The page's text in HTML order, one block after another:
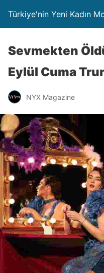
Türkiye'nin Yeni Kadın
Sevmekten
Eylül Cuma
NYX Magazine